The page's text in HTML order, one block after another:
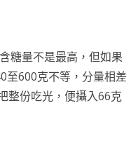
糖量不是最高，但如果
至600克不等，分量相差
整份吃光，便攝入66克